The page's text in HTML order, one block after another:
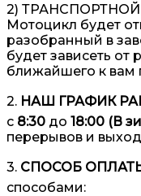
2)
Мотоцикл будет
разобранный в
будет зависеть от
ближайшего к вам
2. НАШ ГРАФИК
с 8:30 до 18:00 (В
перерывов и
3. СПОСОБ
способами: